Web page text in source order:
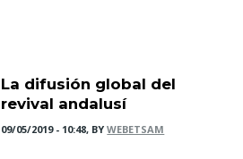
La difusión global del
revival andalusí
09/05/2019 - 10:48, BYWEBETSAM